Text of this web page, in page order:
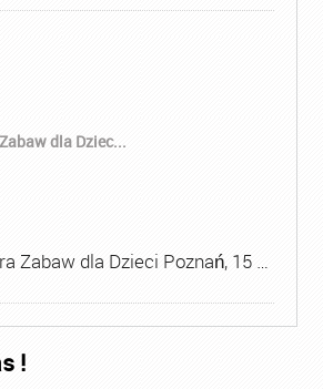
dla Dziec...
Zabaw dla Dzieci Poznań, 15 …
!